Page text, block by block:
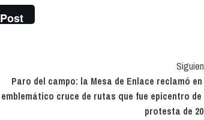
Post
Paro del campo: la Mesa de Enlace reclamó en
emblemático cruce de rutas que fue epicentro de
protesta de